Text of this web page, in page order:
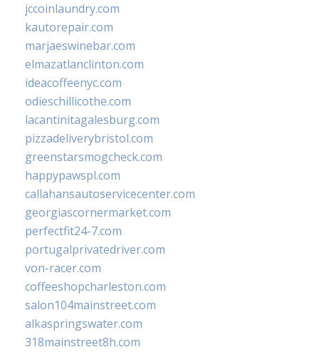
jccoinlaundry.com
kautorepair.com
marjaeswinebar.com
elmazatlanclinton.com
ideacoffeenyc.com
odieschillicothe.com
lacantinitagalesburg.com
pizzadeliverybristol.com
greenstarsmogcheck.com
happypawspl.com
callahansautoservicecenter.com
georgiascornermarket.com
perfectfit24-7.com
portugalprivatedriver.com
von-racer.com
coffeeshopcharleston.com
salon104mainstreet.com
alkaspringswater.com
318mainstreet8h.com